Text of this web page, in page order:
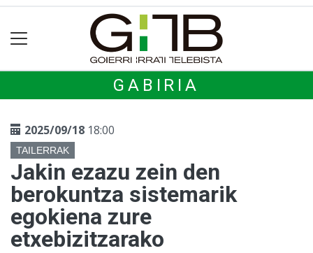
GABIRIA
2025/09/18 18:00
TAILERRAK
Jakin ezazu zein den
berokuntza sistemarik
egokiena zure
etxebizitzarako